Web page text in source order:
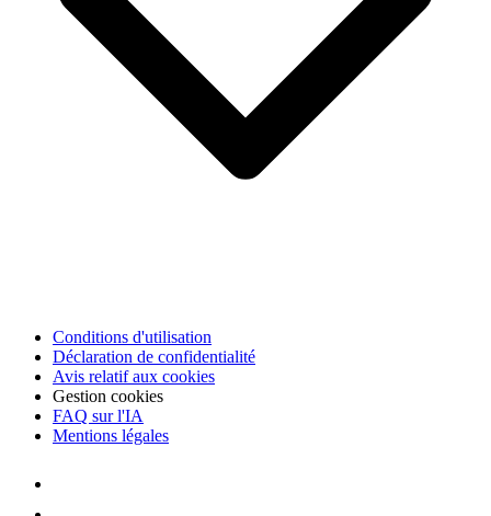
Conditions d'utilisation
Déclaration de confidentialité
Avis relatif aux cookies
Gestion cookies
FAQ sur l'IA
Mentions légales